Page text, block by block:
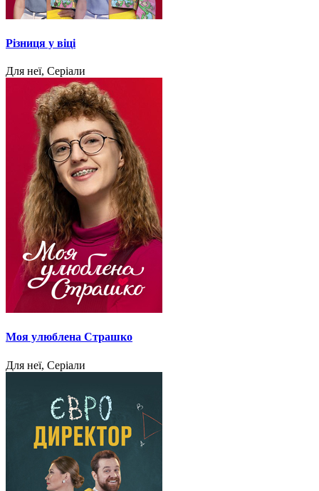
Різниця у віці
Для неї, Серіали
Моя улюблена Страшко
Для неї, Серіали